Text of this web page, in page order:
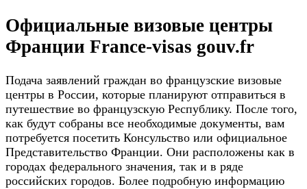
Официальные визовые центры
Франции France-visas gouv.fr
Подача заявлений граждан во французские визовые
центры в России, которые планируют отправиться в
путешествие во французскую Республику. После того,
как будут собраны все необходимые документы, вам
потребуется посетить Консульство или официальное
Представительство Франции. Они расположены как в
городах федерального значения, так и в ряде
российских городов. Более подробную информацию